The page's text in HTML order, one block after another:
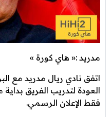
مدريد :« هاي كورة »
اتفق نادي ريال مدريد مع
العودة لتدريب الفريق
فقط الإعلان الرسمي.